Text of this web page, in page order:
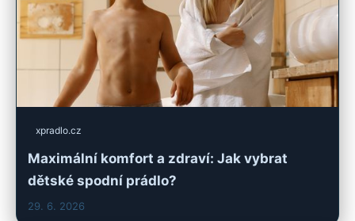
xpradlo.cz
Maximální komfort a zdraví: Jak vybrat
dětské spodní prádlo?
29. 6. 2026